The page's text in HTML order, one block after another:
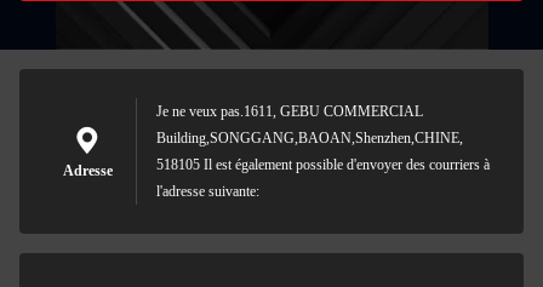
Adresse
Je ne veux pas.1611, GEBU COMMERCIAL
Building,SONGGANG,BAOAN,Shenzhen,CHINE,
518105 Il est également possible d'envoyer des courriers à
l'adresse suivante: